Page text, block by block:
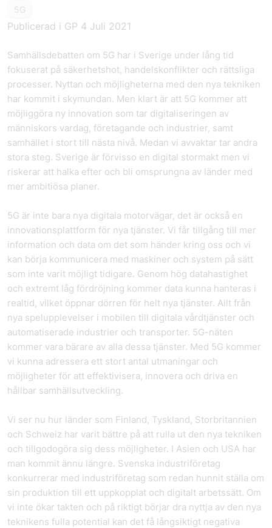
5G
Publicerad i GP 4 Juli 2021
Samhällsdebatten om 5G har i Sverige under lång tid
fokuserat på säkerhetshot, handelskonflikter och rättsliga
processer. Nyttan och möjligheterna med den nya tekniken
har kommit i skymundan. Men klart är att 5G kommer att
möjliggöra ny innovation som tar digitaliseringen av
människors vardag, företagande och industrier, samt
samhället i stort till nästa nivå. Medan vi avvaktar tar andra
stora steg. Sverige är förvisso en digital stormakt men vi
riskerar att halka efter och bli omsprungna av länder med
mer ambitiösa planer.
5G är inte bara nya digitala motorvägar, det är också en
innovationsplattform för nya tjänster. Vi får tillgång till mer
information och data om det som händer kring oss och vi
kan börja kommunicera med maskiner och system på sätt
som inte varit möjligt tidigare. Genom hög datahastighet
och extremt låg fördröjning kommer data kunna hanteras i
realtid, vilket öppnar dörren för helt nya tjänster. Allt från
nya spelupplevelser i mobilen till digitala vårdtjänster och
automatiserade industrier och transporter. 5G-näten
kommer vara bärare av alla dessa tjänster. Med 5G kommer
vi kunna adressera ett stort antal utmaningar och
möjligheter för att effektivisera, innovera och driva en
hållbar samhällsutveckling.
Vi ser nu hur länder som Finland, Tyskland, Storbritannien
och Schweiz har varit bättre på att rulla ut den nya tekniken
och tillgodogöra sig dess möjligheter. I Asien och USA har
man kommit ännu längre. Svenska industriföretag
konkurrerar med industriföretag som redan hunnit ställa om
sin produktion till ett uppkopplat och digitalt arbetssätt. Om
vi inte ökar takten och på riktigt börjar dra nyttja av den nya
teknikens fulla potential kan det få långsiktigt negativa